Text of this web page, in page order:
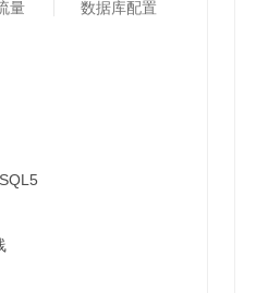
量 数据库配置